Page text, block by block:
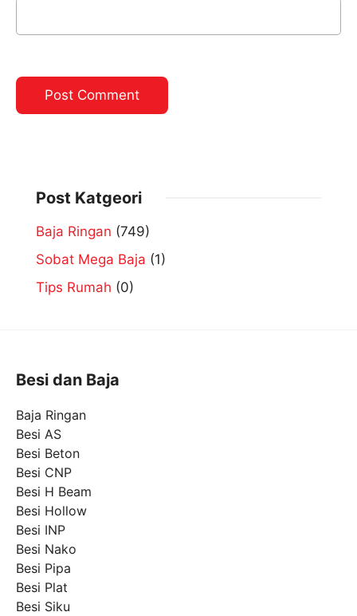
Post Katgeori
Baja Ringan (749)
Sobat Mega Baja (1)
Tips Rumah (0)
Besi dan Baja
Baja Ringan
Besi AS
Besi Beton
Besi CNP
Besi H Beam
Besi Hollow
Besi INP
Besi Nako
Besi Pipa
Besi Plat
Besi Siku